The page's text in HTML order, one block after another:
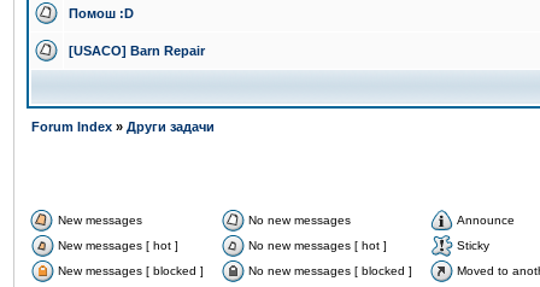
Помош :D
[USACO] Barn Repair
Forum Index » Други задачи
New messages No new messages
Announce
New messages [ hot ]
No new messages [ hot ]
Sticky
New messages [ blocked ]
No new messages [ blocked ] Moved to